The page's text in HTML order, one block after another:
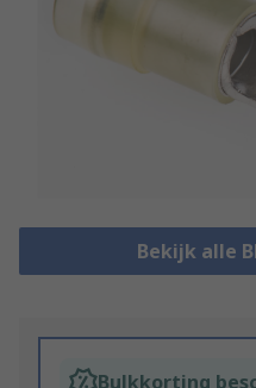
Bekijk alle
Bulkkorting